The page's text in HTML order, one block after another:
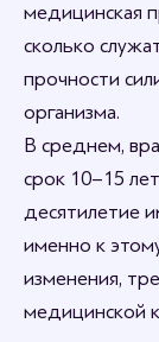
медицинская
сколько
прочности
организма.
В среднем,
срок 10–15
десятилетие
именно к
изменения,
медицинской